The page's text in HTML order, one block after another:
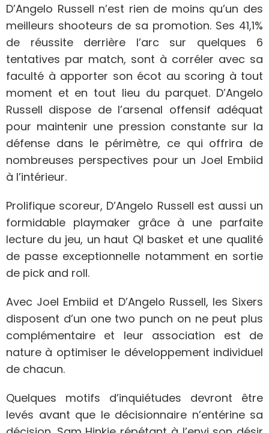
D’Angelo Russell n’est rien de moins qu’un des
meilleurs shooteurs de sa promotion. Ses 41,1%
de réussite derrière l’arc sur quelques 6
tentatives par match, sont à corréler avec sa
faculté à apporter son écot au scoring à tout
moment et en tout lieu du parquet. D’Angelo
Russell dispose de l’arsenal offensif adéquat
pour maintenir une pression constante sur la
défense dans le périmètre, ce qui offrira de
nombreuses perspectives pour un Joel Embiid
à l’intérieur.
Prolifique scoreur, D’Angelo Russell est aussi un
formidable playmaker grâce à une parfaite
lecture du jeu, un haut QI basket et une qualité
de passe exceptionnelle notamment en sortie
de pick and roll.
Avec Joel Embiid et D’Angelo Russell, les Sixers
disposent d’un one two punch on ne peut plus
complémentaire et leur association est de
nature à optimiser le développement individuel
de chacun.
Quelques motifs d’inquiétudes devront être
levés avant que le décisionnaire n’entérine sa